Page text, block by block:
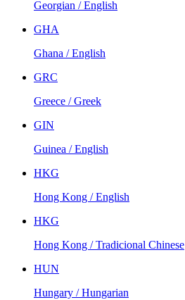
Georgian / English
GHA
Ghana / English
GRC
Greece / Greek
GIN
Guinea / English
HKG
Hong Kong / English
HKG
Hong Kong / Tradicional Chinese
HUN
Hungary / Hungarian